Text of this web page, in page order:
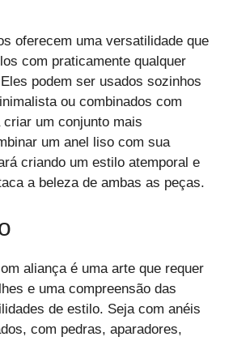
oferecem uma versatilidade que
com praticamente qualquer
podem ser usados sozinhos
ou combinados com
um conjunto mais
um anel liso com sua
criando um estilo atemporal e
a beleza de ambas as peças.
aliança é uma arte que requer
e uma compreensão das
de estilo. Seja com anéis
com pedras, aparadores,